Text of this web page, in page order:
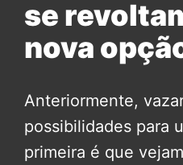
se
nova
Anteriormente,
possibilidades para
primeira é que